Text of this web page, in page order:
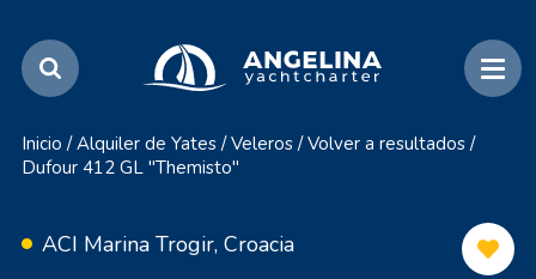
Inicio / Alquiler de Yates / Veleros / Volver a resultados /
Dufour 412 GL "Themisto"
ACI Marina Trogir, Croacia